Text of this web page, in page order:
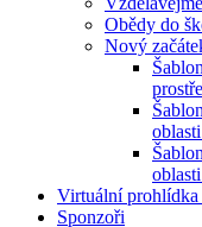
Obědy do
Nový
Virtuální
Sponzoři